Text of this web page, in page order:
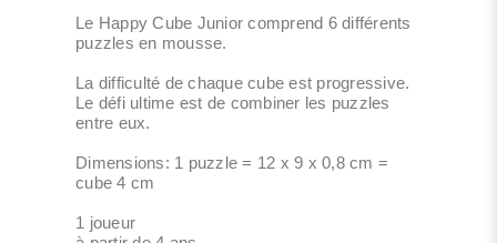
Le Happy Cube Junior comprend 6 différents
puzzles en mousse.
La difficulté de chaque cube est progressive.
Le défi ultime est de combiner les puzzles
entre eux.
Dimensions: 1 puzzle = 12 x 9 x 0,8 cm =
cube 4 cm
1 joueur